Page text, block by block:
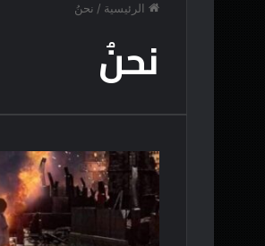
الرئيسية / نحنُ
نحنُ